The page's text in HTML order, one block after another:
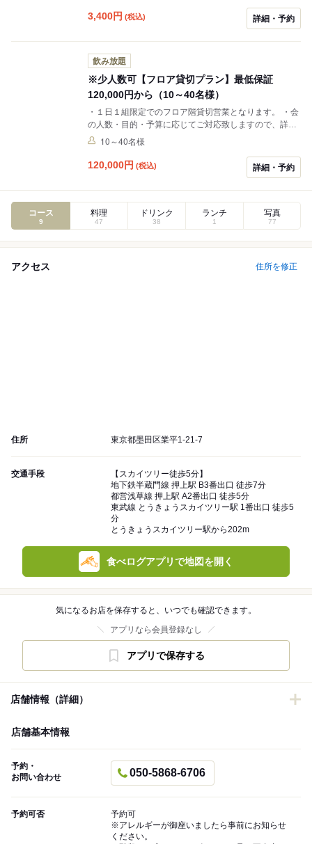
3,400円 (税込) 詳細・予約
飲み放題
※少人数可【フロア貸切プラン】最低保証
120,000円から（10～40名様）
・１日１組限定でのフロア階貸切営業となります。 ・会
の人数・目的・予算に応じてご対応致しますので、詳し
くはお電話にてご相談下さいませ。
10～40名様
120,000円 (税込) 詳細・予約
コース
9
料理
47
ドリンク
38
ランチ
1
写真
77
アクセス 住所を修正
住所 東京都墨田区業平1-21-7
交通手段
【スカイツリー徒歩5分】
地下鉄半蔵門線 押上駅 B3番出口 徒歩7分
都営浅草線 押上駅 A2番出口 徒歩5分
東武線 とうきょうスカイツリー駅 1番出口 徒歩5
分
とうきょうスカイツリー駅から202m
食べログアプリで地図を開く
気になるお店を保存すると、いつでも確認できます。
アプリなら会員登録なし
アプリで保存する
店舗情報（詳細）
店舗基本情報
予約・
お問い合わせ
050-5868-6706
予約可否
予約可
※アレルギーが御座いましたら事前にお知らせ
ください。